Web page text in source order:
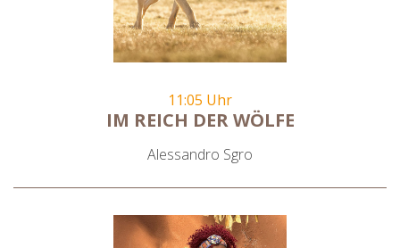
11:05 Uhr
IM REICH DER WÖLFE
Alessandro Sgro